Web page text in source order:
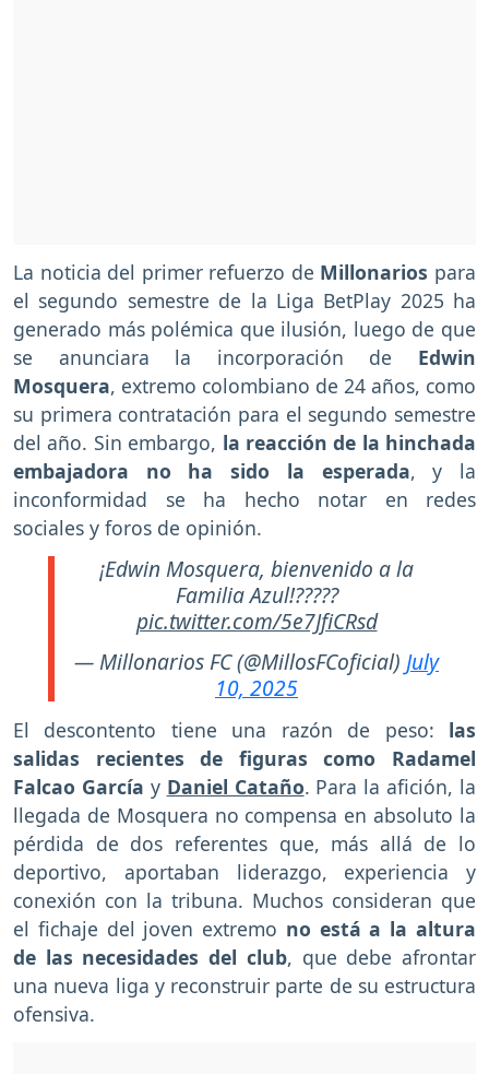
La noticia del primer refuerzo de Millonarios para
el segundo semestre de la Liga BetPlay 2025 ha
generado más polémica que ilusión, luego de que
se anunciara la incorporación de Edwin
Mosquera, extremo colombiano de 24 años, como
su primera contratación para el segundo semestre
del año. Sin embargo, la reacción de la hinchada
embajadora no ha sido la esperada, y la
inconformidad se ha hecho notar en redes
sociales y foros de opinión.
¡Edwin Mosquera, bienvenido a la
Familia Azul!?????
pic.twitter.com/5e7JfiCRsd
— Millonarios FC (@MillosFCoficial) July
10, 2025
El descontento tiene una razón de peso: las
salidas recientes de figuras como Radamel
Falcao García y Daniel Cataño. Para la afición, la
llegada de Mosquera no compensa en absoluto la
pérdida de dos referentes que, más allá de lo
deportivo, aportaban liderazgo, experiencia y
conexión con la tribuna. Muchos consideran que
el fichaje del joven extremo no está a la altura
de las necesidades del club, que debe afrontar
una nueva liga y reconstruir parte de su estructura
ofensiva.